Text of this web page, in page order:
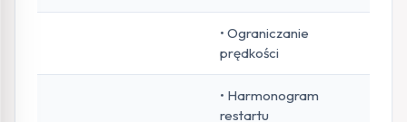
• Ograniczanie
prędkości
• Harmonogram
restartu